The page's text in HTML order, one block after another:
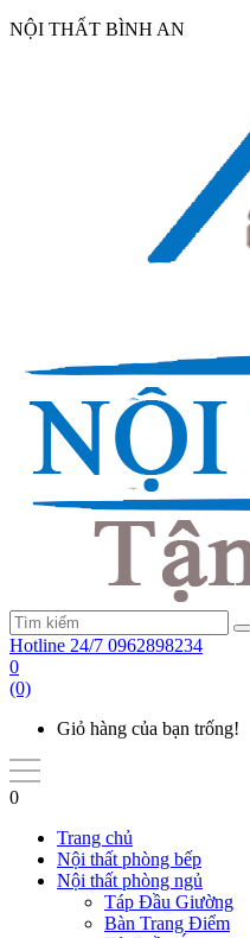
NỘI THẤT BÌNH AN
Hotline 24/7 0962898234
0
(0)
Giỏ hàng của bạn trống!
0
Trang chủ
Nội thất phòng bếp
Nội thất phòng ngủ
Táp Đầu Giường
Bàn Trang Điểm